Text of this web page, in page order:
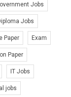
Jobs
Jobs
Paper Exam
Paper
IT Jobs
jobs